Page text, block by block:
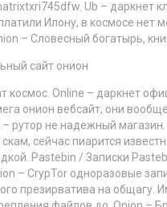
Ub – даркнет
Илону, в космосе нет
– Словесный богатырь,
космос. Online – даркнет
онион вебсайт, они
– рутор не надежный
сейчас пиарится
Pastebin / Записки
– CrypTor одноразовые
презирватива на общагу.